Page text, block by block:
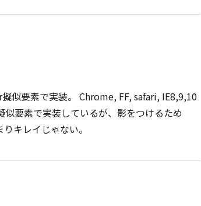
似要素で実装。 Chrome, FF, safari, IE8,9,10
要素で実装しているが、影をつけるため
キレイじゃない。